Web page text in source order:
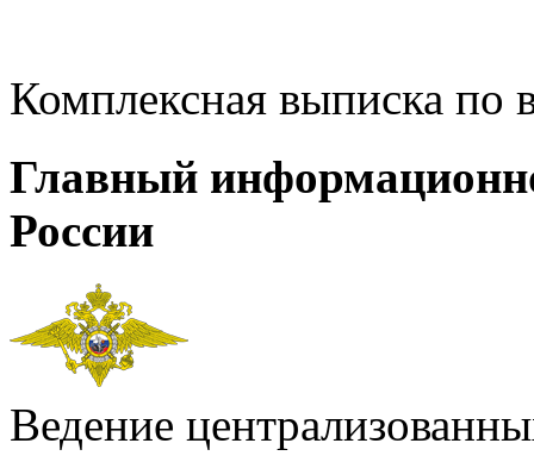
Комплексная выписка
Главный
России
Ведение